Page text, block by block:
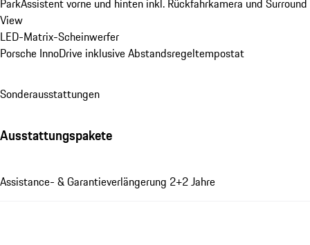
View
LED-Matrix-Scheinwerfer
Porsche InnoDrive inklusive Abstandsregeltempostat
Sonderausstattungen
Ausstattungspakete
Assistance- & Garantieverlängerung 2+2 Jahre